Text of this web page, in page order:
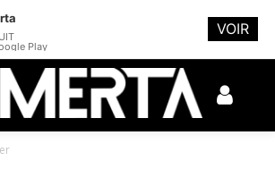
Play
VOIR